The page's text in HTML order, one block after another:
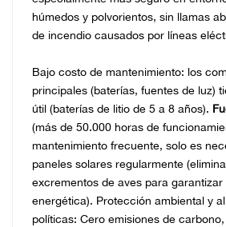
húmedos y polvorientos, sin llamas
de incendio causados ​​por líneas
Bajo costo de mantenimiento: los
principales (baterías, fuentes de luz)
útil (baterías de litio de 5 a 8 años).
(más de 50.000 horas de
mantenimiento frecuente, solo es
paneles solares regularmente
excrementos de aves para
energética). Protección ambiental y
políticas: Cero emisiones de